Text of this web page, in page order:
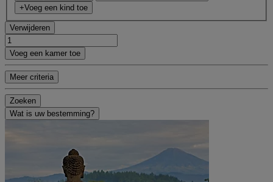
+Voeg een kind toe
Verwijderen
Voeg een kamer toe
Meer criteria
Zoeken
Wat is uw bestemming?